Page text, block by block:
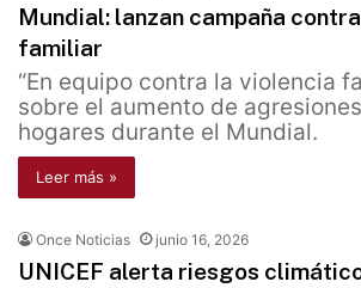
Mundial: lanzan campaña
familiar
“En equipo contra la violencia
sobre el aumento de
hogares durante el Mundial.
Leer más »
Once Noticias junio 16, 2026
UNICEF alerta riesgos